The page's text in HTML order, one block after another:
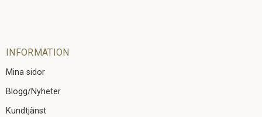
INFORMATION
Mina sidor
Blogg/Nyheter
Kundtjänst